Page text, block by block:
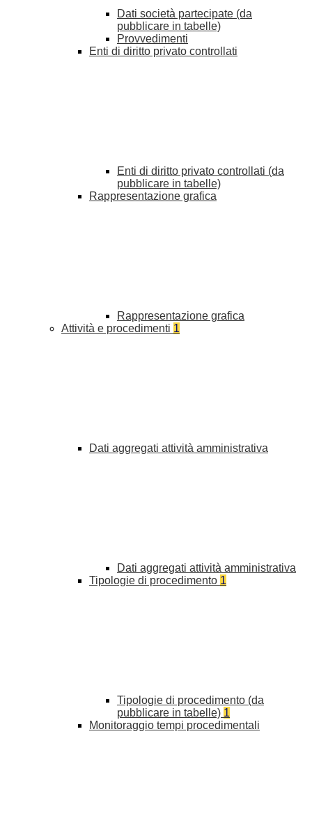
Dati società partecipate (da
pubblicare in tabelle)
Provvedimenti
Enti di diritto privato controllati
Enti di diritto privato controllati (da
pubblicare in tabelle)
Rappresentazione grafica
Rappresentazione grafica
Attività e procedimenti 1
Dati aggregati attività amministrativa
Dati aggregati attività amministrativa
Tipologie di procedimento 1
Tipologie di procedimento (da
pubblicare in tabelle) 1
Monitoraggio tempi procedimentali